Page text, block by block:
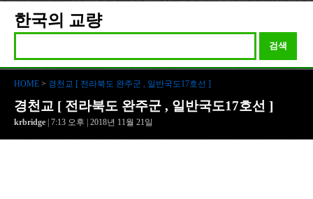
한국의 교량
검색
HOME > 경천교 [ 전라북도 완주군 , 일반국도17호선 ]
경천교 [ 전라북도 완주군 , 일반국도17호선 ]
krbridge | 7:13 오후 | 2018년 11월 21일